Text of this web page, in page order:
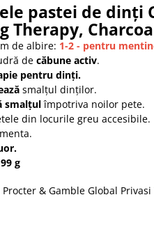
pastei de dinți
Therapy,
de albire: 1-2 - pentru
de căbune activ.
pentru dinți.
smalțul dinților.
smalțulîmpotriva noilor pete.
din locurile greu accesibile.
99 g
Procter & Gamble Global